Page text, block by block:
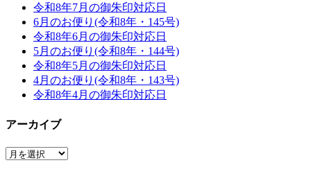
令和8年7月の御朱印対応日
6月のお便り(令和8年・145号)
令和8年6月の御朱印対応日
5月のお便り(令和8年・144号)
令和8年5月の御朱印対応日
4月のお便り(令和8年・143号)
令和8年4月の御朱印対応日
アーカイブ
ア